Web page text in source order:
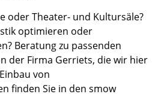
oder Theater- und Kultursäle?
optimieren oder
Beratung zu passenden
der Firma Gerriets, die wir hier
von
finden Sie in den smow